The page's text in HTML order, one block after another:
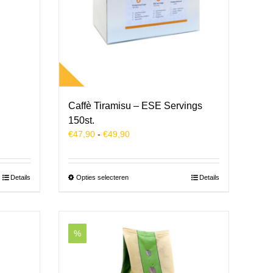
Details
Caffè Tiramisu – ESE Servings
150st.
€47,90 - €49,90Prijsklasse:
tot
Opties selecterenDit
variaties.
Deze
optie
kan
Details
%